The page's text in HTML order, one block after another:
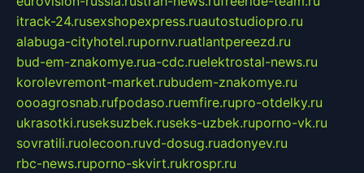
itrack-24.rusexshopexpress.ruautostudiopro.ru
alabuga-cityhotel.rupornv.ruatlantpereezd.ru
bud-em-znakomye.rua-cdc.ruelektrostal-news.ru
korolevremont-market.rubudem-znakomye.ru
oooagrosnab.rufpodaso.ruemfire.rupro-otdelky.ru
ukrasotki.ruseksuzbek.ruseks-uzbek.ruporno-vk.ru
sovratili.ruolecoon.ruvd-dosug.ruadonyev.ru
rbc-news.ruporno-skvirt.rukrospr.ru